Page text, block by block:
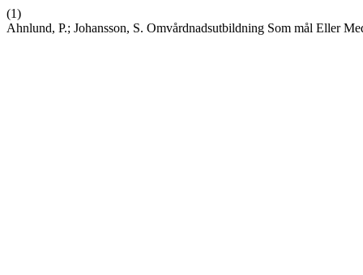
(1)
Ahnlund, P.; Johansson, S. Omvårdnadsutbildning Som mål Eller